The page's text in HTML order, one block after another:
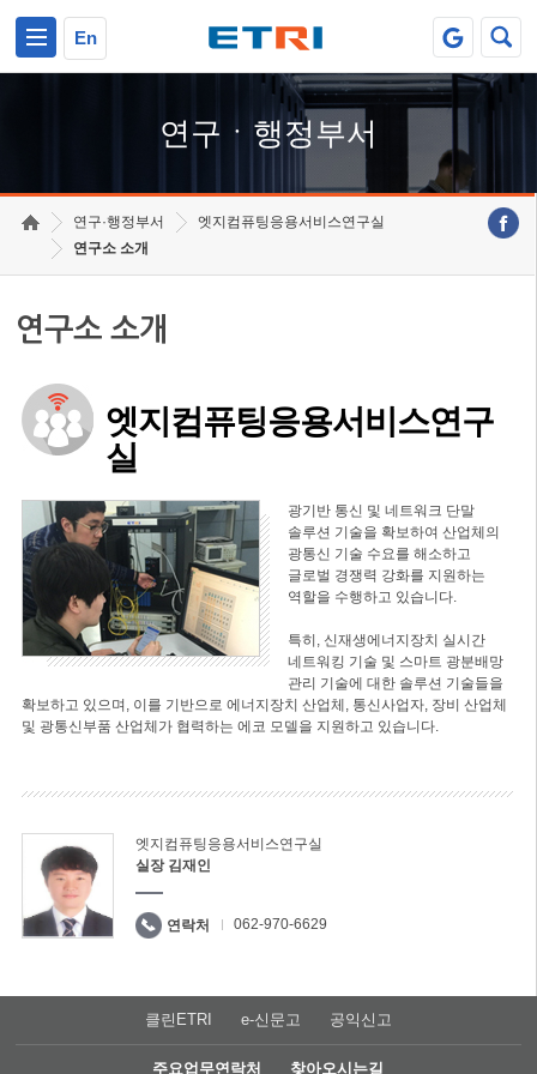
En
연구ㆍ행정부서
연구·행정부서
엣지컴퓨팅응용서비스연구실
연구소 소개
연구소 소개
엣지컴퓨팅응용서비스연구
실
광기반 통신 및 네트워크 단말
솔루션 기술을 확보하여 산업체의
광통신 기술 수요를 해소하고
글로벌 경쟁력 강화를 지원하는
역할을 수행하고 있습니다.
특히, 신재생에너지장치 실시간
네트워킹 기술 및 스마트 광분배망
관리 기술에 대한 솔루션 기술들을
확보하고 있으며, 이를 기반으로 에너지장치 산업체, 통신사업자, 장비 산업체
및 광통신부품 산업체가 협력하는 에코 모델을 지원하고 있습니다.
엣지컴퓨팅응용서비스연구실
실장 김재인
연락처 062-970-6629
클린ETRI e-신문고 공익신고
주요업무연락처 찾아오시는길